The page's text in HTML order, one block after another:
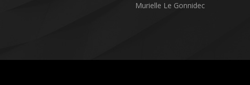
Murielle Le Gonnidec